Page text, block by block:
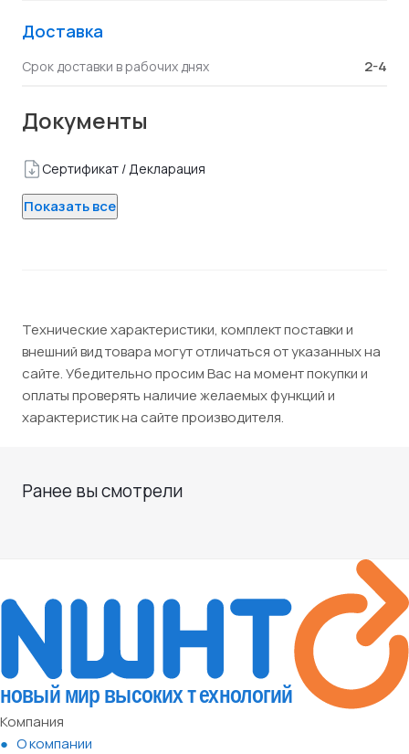
Доставка
Срок доставки в рабочих днях 2-4
Документы
Сертификат / Декларация
Показать все
Технические характеристики, комплект поставки и
внешний вид товара могут отличаться от указанных на
сайте. Убедительно просим Вас на момент покупки и
оплаты проверять наличие желаемых функций и
характеристик на сайте производителя.
Ранее вы смотрели
Компания
О компании